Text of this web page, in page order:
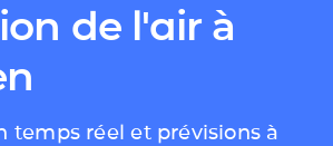
de l'air à
temps réel et prévisions à